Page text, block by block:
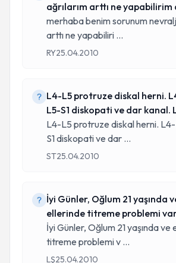
ağrılarım arttı ne
senedir
merhaba benim sorunum
arttı ne yapabiliri ...
RY25.04.2010
L4-L5 protruze diskal herni.
L5-S1 diskopati ve dar kanal.
L4-L5 protruze diskal herni.
S1 diskopati ve dar ...
ST25.04.2010
İyi Günler, Oğlum 21 yaşında ve
ellerinde titreme problemi var.
İyi Günler, Oğlum 21 yaşında ve
titreme problemi v ...
LŞ25.04.2010